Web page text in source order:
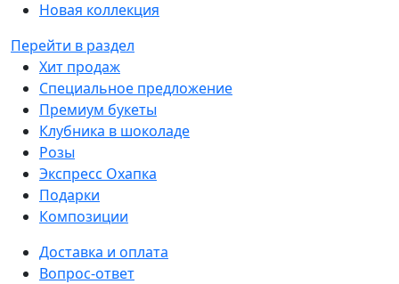
Новая коллекция
Перейти в раздел
Хит продаж
Специальное предложение
Премиум букеты
Клубника в шоколаде
Розы
Экспресс Охапка
Подарки
Композиции
Доставка и оплата
Вопрос-ответ